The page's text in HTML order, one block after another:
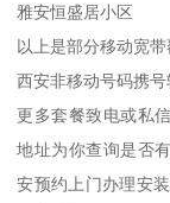
雅安恒盛居小区
以上是部分移动宽
西安非移动号码携号
更多套餐致电或私
地址为你查询是否
安预约上门办理安